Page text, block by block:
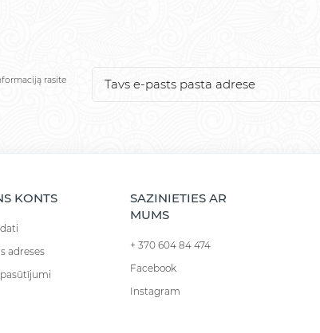
rasite
KONTS
adreses
SAZINIETIES AR
MUMS
+ 370 604 84 474
Facebook
Instagram